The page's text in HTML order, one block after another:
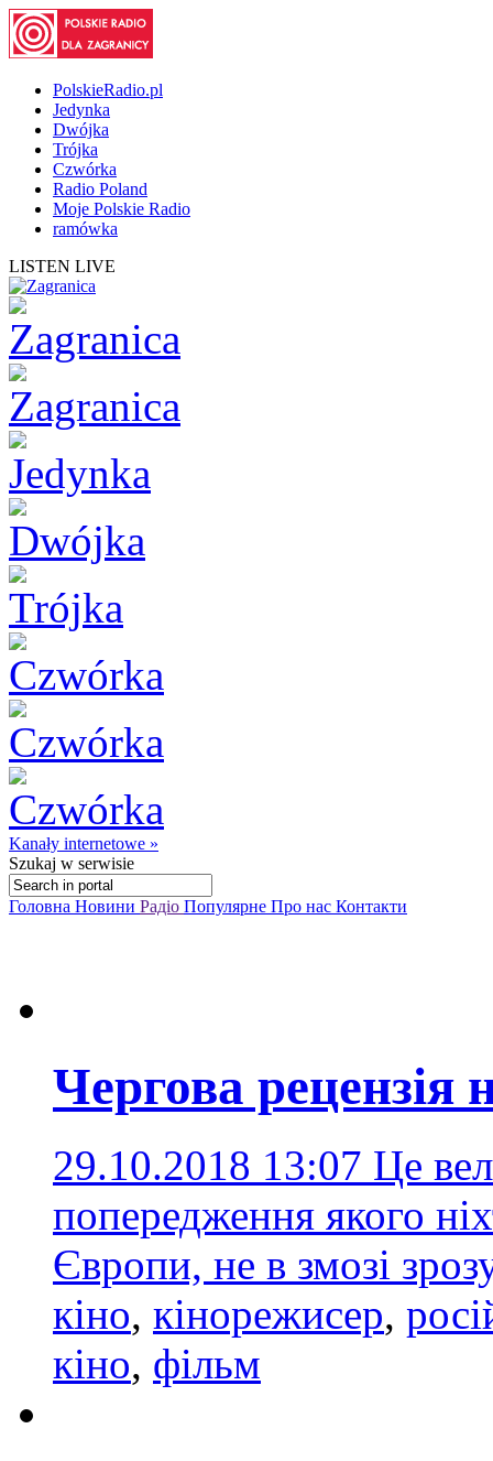
PolskieRadio.pl
Jedynka
Dwójka
Trójka
Czwórka
Radio Poland
Moje Polskie Radio
ramówka
LISTEN LIVE
Kanały internetowe »
Szukaj w serwisie
Головна Новини Радіо Популярне Про нас Контакти
Чергова рецензія
29.10.2018 13:07 Це
попередження якого
Європи, не в змозі
кіно, кінорежисер,
кіно, фільм